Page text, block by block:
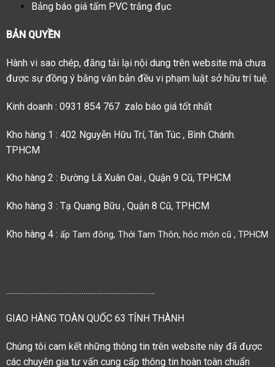
Bảng báo giá tấm PVC trắng đục
BẢN QUYỀN
Hành vi sao chép, đăng tải lại nội dung trên website mà chưa
được sự đồng ý bằng văn bản đều vi phạm luật sở hữu trí tuệ.
Kinh doanh : 0931 854 767 zalo báo giá tốt nhất
Kho hàng 1 : 402 Nguyễn Hữu Trí, Tân Túc , Bình Chánh.
TPHCM
Kho hàng 2 : Đường Lã Xuân Oai , Quận 9 Cũ, TPHCM
Kho hàng 3 : Tạ Quang Bữu , Quận 8 Cũ, TPHCM
Kho hàng 4 : ấp Tam đông, Thới Tam Thôn, hóc môn cũ , TPHCM
.................................................................................
GIAO HÀNG TOÀN QUỐC 63 TỈNH THÀNH
Chúng tôi cam kết những thông tin trên website này đã được
các chuyên gia tư vấn cung cấp thông tin hoàn toàn chuẩn